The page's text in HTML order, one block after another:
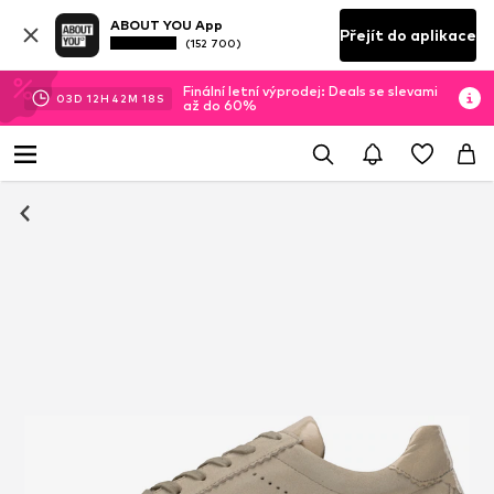
ABOUT YOU App
(152 700) Přejít do aplikace
03D 12H 42M 18 S
Finální letní výprodej: Deals se slevami
až do 60%